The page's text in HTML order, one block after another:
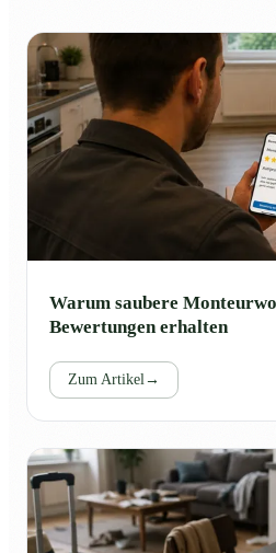
Warum saubere
Bewertungen erhalten
Zum Artikel→